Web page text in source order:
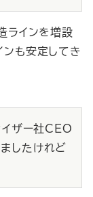
ラインを増設
ンも安定してき
イザー社CEO
したけれど